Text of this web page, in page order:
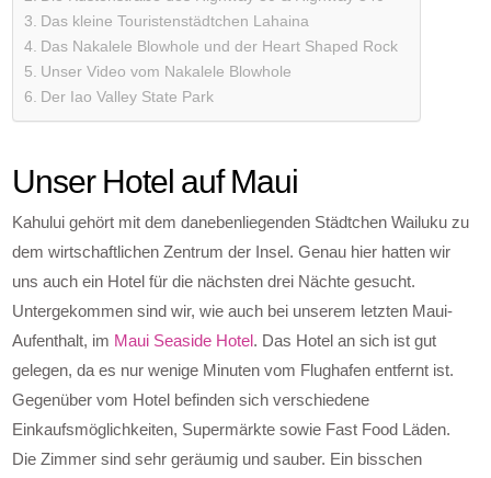
Das kleine Touristenstädtchen Lahaina
Das Nakalele Blowhole und der Heart Shaped Rock
Unser Video vom Nakalele Blowhole
Der Iao Valley State Park
Unser Hotel auf Maui
Kahului gehört mit dem danebenliegenden Städtchen Wailuku zu
dem wirtschaftlichen Zentrum der Insel. Genau hier hatten wir
uns auch ein Hotel für die nächsten drei Nächte gesucht.
Untergekommen sind wir, wie auch bei unserem letzten Maui-
Aufenthalt, im Maui Seaside Hotel. Das Hotel an sich ist gut
gelegen, da es nur wenige Minuten vom Flughafen entfernt ist.
Gegenüber vom Hotel befinden sich verschiedene
Einkaufsmöglichkeiten, Supermärkte sowie Fast Food Läden.
Die Zimmer sind sehr geräumig und sauber. Ein bisschen